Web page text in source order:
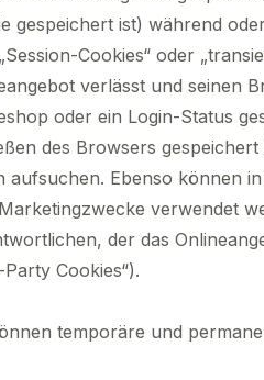
gespeichert ist) während
Cookies“ oder
verlässt und seinen
oder ein Login-Status
des Browsers
aufsuchen. Ebenso können
verwendet
der das
Party Cookies“).
temporäre und